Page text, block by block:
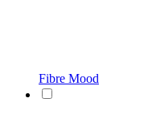
Fibre Mood